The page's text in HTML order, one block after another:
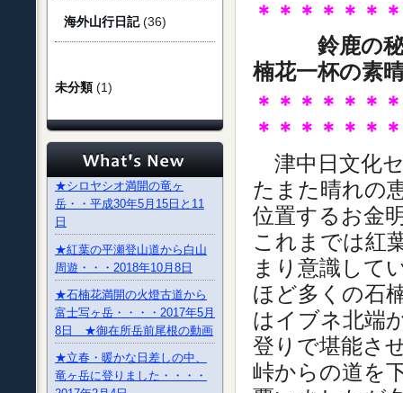
海外山行日記(36)
未分類(1)
★シロヤシオ満開の竜ヶ
岳・・平成30年5月15日と11
日
★紅葉の平瀬登山道から白山
周遊・・・2018年10月8日
★石楠花満開の火燈古道から
富士写ヶ岳・・・・2017年5月
8日 ★御在所岳前尾根の動画
★立春・暖かな日差しの中、
竜ヶ岳に登りました・・・・
＊＊＊＊＊＊
鈴鹿の
楠花一杯の素
＊＊＊＊＊＊
＊＊＊＊＊＊
津中日文化
たまた晴れの
位置するお金
これまでは紅
まり意識して
ほど多くの石
はイブネ北端
登りで堪能さ
峠からの道を